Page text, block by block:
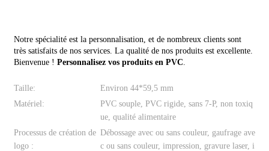
Notre spécialité est la personnalisation, et de nombreux clients sont
très satisfaits de nos services. La qualité de nos produits est excellente.
Bienvenue ! Personnalisez vos produits en PVC
Taille:
Environ 44*59,5 mm
Matériel:
PVC souple, PVC rigide, sans 7-P, non toxiq
ue, qualité alimentaire
Processus de création de
logo :
Débossage avec ou sans couleur, gaufrage ave
c ou sans couleur, impression, gravure laser, i